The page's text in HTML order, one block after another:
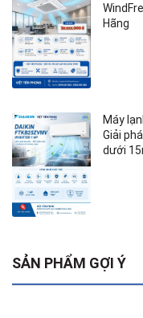
Hãng
Máy
Giải
dưới
SẢN PHẨM GỢI Ý